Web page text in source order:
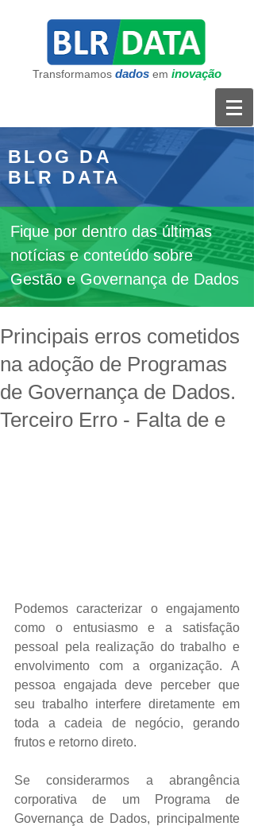
Transformamos dados em inovação
BLOG DA
BLR DATA
Fique por dentro das últimas
notícias e conteúdo sobre
Gestão e Governança de Dados
Principais erros cometidos
na adoção de Programas
de Governança de Dados.
Terceiro Erro - Falta de e
Podemos caracterizar o engajamento
como o entusiasmo e a satisfação
pessoal pela realização do trabalho e
envolvimento com a organização. A
pessoa engajada deve perceber que
seu trabalho interfere diretamente em
toda a cadeia de negócio, gerando
frutos e retorno direto.
Se considerarmos a abrangência
corporativa de um Programa de
Governança de Dados, principalmente